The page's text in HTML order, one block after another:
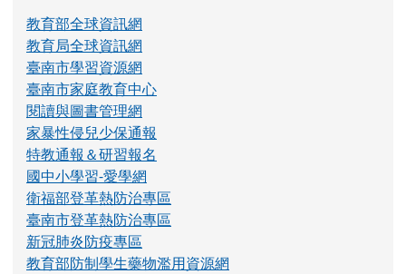
教育部全球資訊網
教育局全球資訊網
臺南市學習資源網
臺南市家庭教育中心
閱讀與圖書管理網
家暴性侵兒少保通報
特教通報＆研習報名
國中小學習-愛學網
衛福部登革熱防治專區
臺南市登革熱防治專區
新冠肺炎防疫專區
教育部防制學生藥物濫用資源網